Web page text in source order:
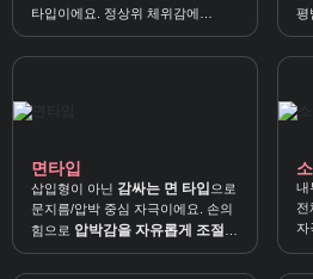
타입이에요. 정상위 체위감에
가깝고,자연스러운 리듬으로
즐기기 좋습니다.
평
면타입
삽입형이 아닌 감싸는 면 타입 으로
문지름/압박 중심 자극이에요. 손의
힘으로 압박감을 자유롭게 조절
수 있어 간편하게 쓰기 좋습니다.
내
전
자